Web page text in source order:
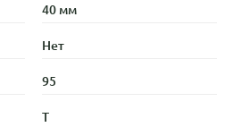
40 мм
Нет
95
T